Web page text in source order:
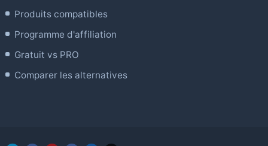
Produits compatibles
Programme d'affiliation
Gratuit vs PRO
Comparer les alternatives